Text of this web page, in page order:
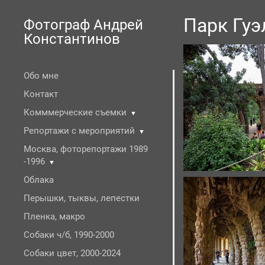
Фотограф Андрей
Константинов
Обо мне
Контакт
Комммерческие съемки
▼
Репортажи с мероприятий ▼
Москва, фоторепортажи 1989
-1996
▼
Облака
Перышки, тыквы, лепестки
Пленка, макро
Собаки ч/б, 1990-2000
Собаки цвет, 2000-2024
Парк